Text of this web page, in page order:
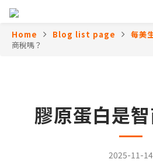
Home Blog list page 每美
商稅嗎？
膠原蛋白是
2025-11-14